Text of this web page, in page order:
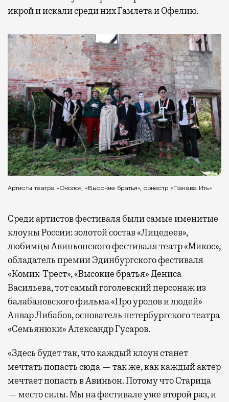
икрой и искали среди них Гамлета и Офелию.
Артисты театра «Около», «Высокие братья», оркестр «Пакава Ить»
Среди артистов фестиваля были самые именитые
клоуны России: золотой состав «Лицедеев»,
любимцы Авиньонского фестиваля театр «Микос»,
обладатель премии Эдинбургского фестиваля
«Комик-Трест», «Высокие братья» Дениса
Васильева, тот самый гоголевский персонаж из
балабановского фильма «Про уродов и людей»
Анвар Либабов, основатель петербургского театра
«Семьянюки» Александр Гусаров.
«Здесь будет так, что каждый клоун станет
мечтать попасть сюда — так же, как каждый актер
мечтает попасть в Авиньон. Потому что Старица
— место силы. Мы на фестивале уже второй раз, и